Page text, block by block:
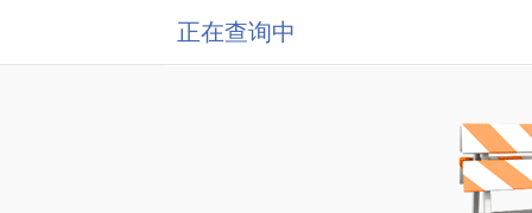
正在查询中